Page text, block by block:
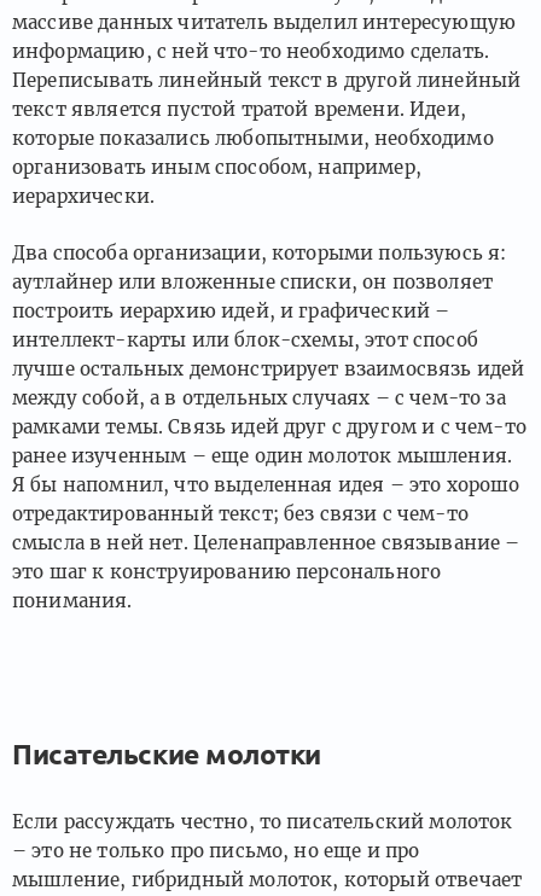
массиве данных читатель выделил интересующую
информацию, с ней что-то необходимо сделать.
Переписывать линейный текст в другой линейный
текст является пустой тратой времени. Идеи,
которые показались любопытными, необходимо
организовать иным способом, например,
иерархически.
Два способа организации, которыми пользуюсь я:
аутлайнер или вложенные списки, он позволяет
построить иерархию идей, и графический –
интеллект-карты или блок-схемы, этот способ
лучше остальных демонстрирует взаимосвязь идей
между собой, а в отдельных случаях – с чем-то за
рамками темы. Связь идей друг с другом и с чем-то
ранее изученным – еще один молоток мышления.
Я бы напомнил, что выделенная идея – это хорошо
отредактированный текст; без связи с чем-то
смысла в ней нет. Целенаправленное связывание –
это шаг к конструированию персонального
понимания.
Писательские молотки
Если рассуждать честно, то писательский молоток
– это не только про письмо, но еще и про
мышление, гибридный молоток, который отвечает